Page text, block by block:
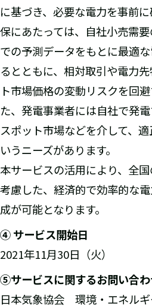
に基づき、必要な電力を事前
保にあたっては、自社小売需
での予測データをもとに最適
るとともに、相対取引や電力
ト市場価格の変動リスクを回
た、発電事業者には自社で発
スポット市場などを介して、
いうニーズがあります。
本サービスの活用により、全
考慮した、経済的で効率的な
成が可能となります。
④ サービス開始日
2021年11月30日（火）
⑤サービスに関するお問い合わ
日本気象協会 環境・エネル